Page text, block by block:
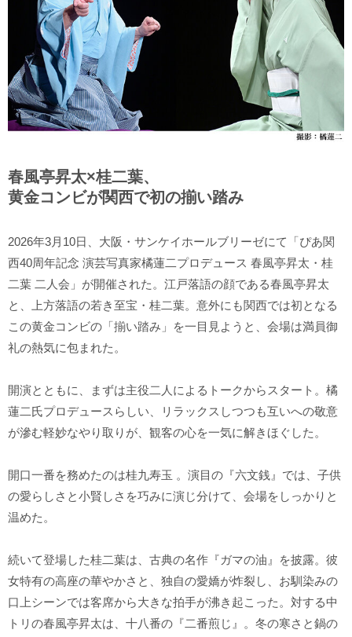
春風亭昇太×桂二葉、
黄金コンビが関西で初の揃い踏み
2026年3月10日、大阪・サンケイホールブリーゼにて「ぴあ関
西40周年記念 演芸写真家橘蓮二プロデュース 春風亭昇太・桂
二葉 二人会」が開催された。江戸落語の顔である春風亭昇太
と、上方落語の若き至宝・桂二葉。意外にも関西では初となる
この黄金コンビの「揃い踏み」を一目見ようと、会場は満員御
礼の熱気に包まれた。
開演とともに、まずは主役二人によるトークからスタート。橘
蓮二氏プロデュースらしい、リラックスしつつも互いへの敬意
が滲む軽妙なやり取りが、観客の心を一気に解きほぐした。
開口一番を務めたのは桂九寿玉 。演目の『六文銭』では、子供
の愛らしさと小賢しさを巧みに演じ分けて、会場をしっかりと
温めた。
続いて登場した桂二葉は、古典の名作『ガマの油』を披露。彼
女特有の高座の華やかさと、独自の愛嬌が炸裂し、お馴染みの
口上シーンでは客席から大きな拍手が沸き起こった。対する中
トリの春風亭昇太は、十八番の『二番煎じ』。冬の寒さと鍋の